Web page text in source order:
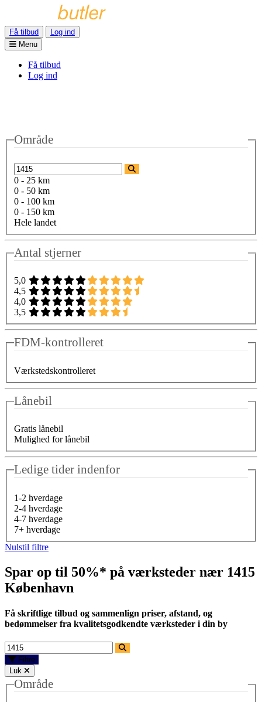
Få tilbud
Log ind
Menu
Få tilbud
Log ind
Område
0 - 25 km
0 - 50 km
0 - 100 km
0 - 150 km
Hele landet
Antal stjerner
5,0
4,5
4,0
3,5
FDM-kontrolleret
Værkstedskontrolleret
Lånebil
Gratis lånebil
Mulighed for lånebil
Ledige tider indenfor
1-2 hverdage
2-4 hverdage
4-7 hverdage
7+ hverdage
Nulstil filtre
Spar op til 50%* på værksteder nær 1415
København
Få skriftlige tilbud og sammenlign priser, afstand, og
bedømmelser fra kvalitetsgodkendte værksteder i din by
Filtre
Luk
Område